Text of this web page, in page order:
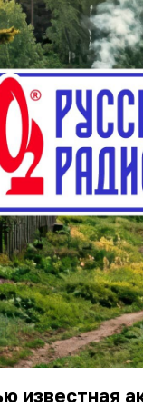
известная